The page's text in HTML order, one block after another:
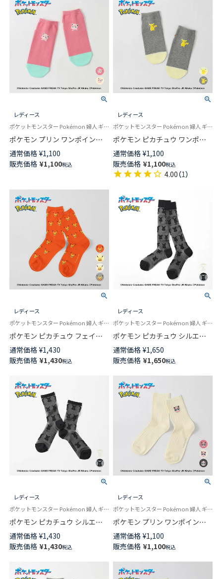
レディース
ポケットモンスター Pokémon 婦人 ギフト プレゼント 無料ラッピング
ポケモン プリン ワンポイント
スニーカー丈 カジュアル ソッ
クス レディース 03307008
通常価格 ¥1,100
販売価格 ¥1,100税込
レディース
ポケットモンスター Pokémon 婦人 ギフト プレゼント 無料ラッピング
ポケモン ピカチュウ ワンポイ
ント スニーカー丈 カジュアル
ソックス レディース 03307007
通常価格 ¥1,100
販売価格 ¥1,100税込
4.00（1）
レディース
ポケットモンスター Pokémon 婦人 ギフト プレゼント 無料ラッピング
ポケモン ピカチュウ フェイス
クルー丈 カジュアル ソックス
レディース 日本製 03307006
通常価格 ¥1,430
販売価格 ¥1,430税込
レディース
ポケットモンスター Pokémon 婦人 ギフト プレゼント 無料ラッピング
ポケモン ピカチュウ シルエッ
ト シアー ハイソックス レディ
ース カジュアル 日本製
03307005
通常価格 ¥1,650
販売価格 ¥1,650税込
レディース
ポケットモンスター Pokémon 婦人 ギフト プレゼント 無料ラッピング
ポケモン ピカチュウ シルエッ
ト シアー クルー丈 ソックス レ
ディース カジュアル 日本製
03307004
通常価格 ¥1,430
販売価格 ¥1,430税込
レディース
ポケットモンスター Pokémon 婦人 ギフト プレゼント 無料ラッピング
ポケモン プリン ワンポイント
刺しゅう リブソックス クルー
丈 カジュアル レディース
03307003
通常価格 ¥1,100
販売価格 ¥1,100税込